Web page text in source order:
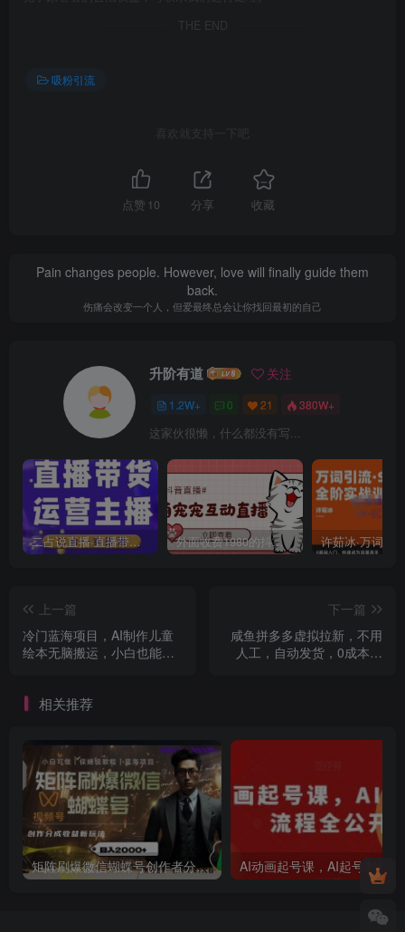
THE END
吸粉引流
喜欢就支持一下吧
点赞 10 分享 收藏
Pain changes people. However, love will finally guide them
back.
伤痛会改变一个人，但爱最终总会让你找回最初的自己
升阶有道 关注
1.2W+ 0 21 380W+
这家伙很懒，什么都没有写...
二占说直播·直播带货主播运营课程，主播运营二合一实操课 外面收费1980的抖音萌宠宠直播项目，可虚拟人直播，抖音报白，实时互动直播【软件+详细教程】
上一篇
冷门蓝海项目，AI制作儿童
绘本无脑搬运，小白也能日
下一篇
咸鱼拼多多虚拟拉新，不用
人工，自动发货，0成本操
相关推荐
矩阵刷爆微信蝴蝶号创作者分成计划收益的新玩法，日入2000+【揭秘】